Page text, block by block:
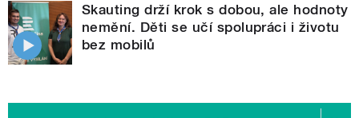
Skauting drží krok s dobou, ale hodnoty
nemění. Děti se učí spolupráci i životu
bez mobilů